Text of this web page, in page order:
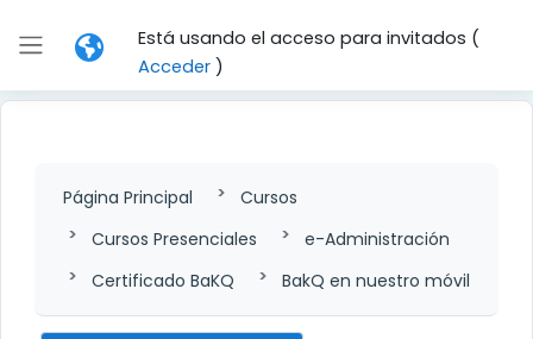
Panel lateral
Está usando el acceso para invitados (
Acceder)
Página Principal
Cursos
Cursos Presenciales
e-Administración
Certificado BaKQ
BakQ en nuestro móvil